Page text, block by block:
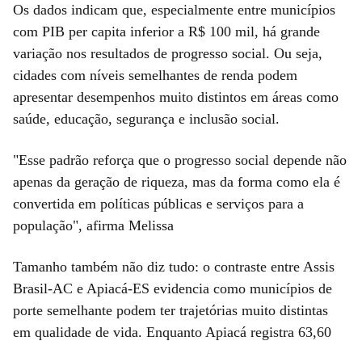
Os dados indicam que, especialmente entre municípios
com PIB per capita inferior a R$ 100 mil, há grande
variação nos resultados de progresso social. Ou seja,
cidades com níveis semelhantes de renda podem
apresentar desempenhos muito distintos em áreas como
saúde, educação, segurança e inclusão social.
"Esse padrão reforça que o progresso social depende não
apenas da geração de riqueza, mas da forma como ela é
convertida em políticas públicas e serviços para a
população", afirma Melissa
Tamanho também não diz tudo: o contraste entre Assis
Brasil-AC e Apiacá-ES evidencia como municípios de
porte semelhante podem ter trajetórias muito distintas
em qualidade de vida. Enquanto Apiacá registra 63,60